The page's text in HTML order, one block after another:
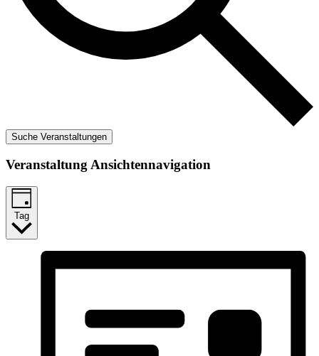
Suche Veranstaltungen
Veranstaltung Ansichtennavigation
Tag